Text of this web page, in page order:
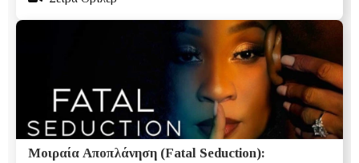
Μοιραία Αποπλάνηση (Fatal Seduction):